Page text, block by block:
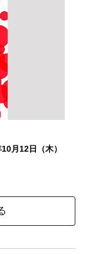
月12日（木）